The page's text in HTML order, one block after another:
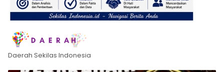
Daerah Sekilas Indonesia